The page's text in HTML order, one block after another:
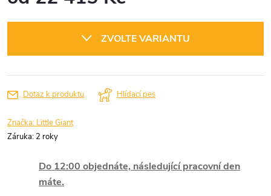
ZVOLTE VARIANTU
Dotaz k produktu Hlídací pes
Značka: Little Giant
Záruka: 2 roky
Do 12:00 objednáte, následující pracovní den
máte.